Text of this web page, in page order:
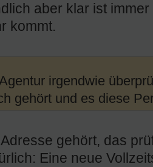
aber klar ist
kommt.
irgendwie
gehört und es diese
gehört, das
Eine neue